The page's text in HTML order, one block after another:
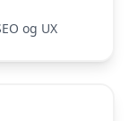
og UX